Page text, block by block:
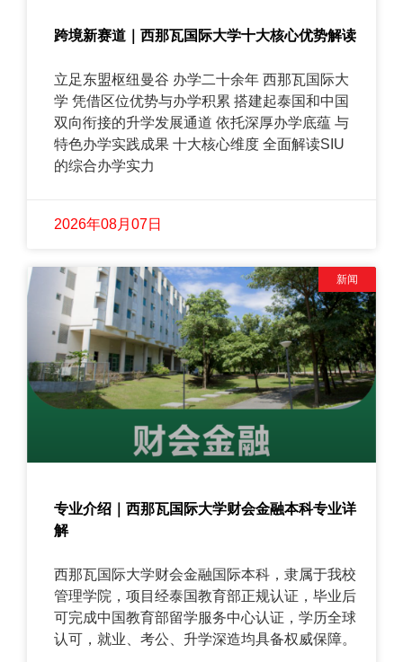
跨境新赛道｜西那瓦国际大学十大核心优势解读
立足东盟枢纽曼谷 办学二十余年 西那瓦国际大
学 凭借区位优势与办学积累 搭建起泰国和中国
双向衔接的升学发展通道 依托深厚办学底蕴 与
特色办学实践成果 十大核心维度 全面解读SIU
的综合办学实力
2026年08月07日
新闻
专业介绍｜西那瓦国际大学财会金融本科专业详
解
西那瓦国际大学财会金融国际本科，隶属于我校
管理学院，项目经泰国教育部正规认证，毕业后
可完成中国教育部留学服务中心认证，学历全球
认可，就业、考公、升学深造均具备权威保障。